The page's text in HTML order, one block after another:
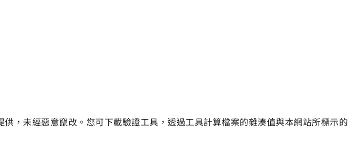
，未經惡意竄改。您可下載驗證工具，透過工具計算檔案的雜湊值與本網站所標示的